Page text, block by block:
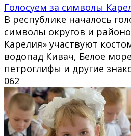
Голосуем за символы
В республике началось
символы округов и
Карелия» участвуют
водопад Кивач, Белое
петроглифы и другие
062